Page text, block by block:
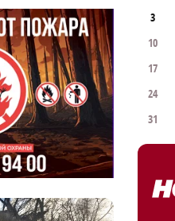
3
10
17
24
31